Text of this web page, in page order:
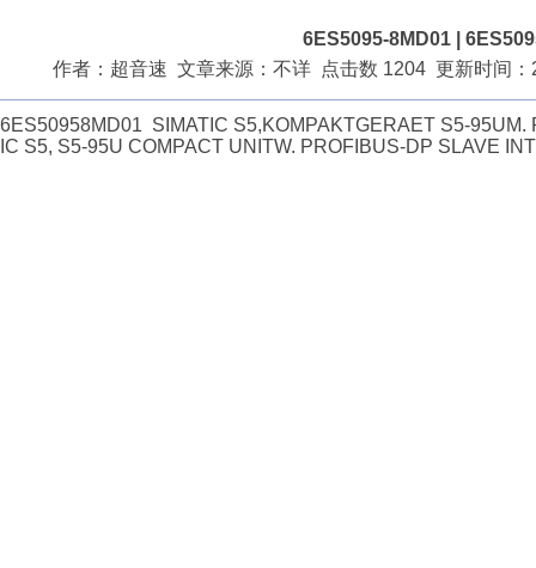
6ES5095-8MD01 |
作者：超音速 文章来源：不详 点击数 1204 更新时间
6ES50958MD01 SIMATIC S5,KOMPAKTGERAET S5-
IC S5, S5-95U COMPACT UNITW. PROFIBUS-DP SLAVE